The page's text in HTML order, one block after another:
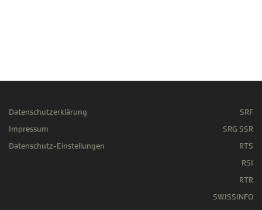
Datenschutzerklärung
Impressum
Datenschutz-Einstellungen
SRF
SRG SSR
RTS
RSI
RTR
SWISSINFO